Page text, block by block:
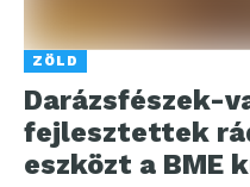
ZÖLD
Darázsfészek-
fejlesztettek
eszközt a BME